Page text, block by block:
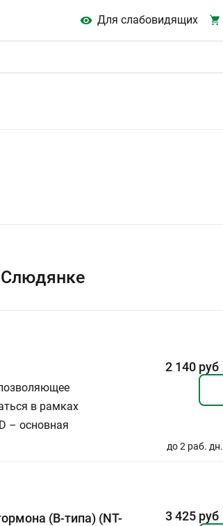
Для слабовидящих
Слюдянке
в рамках
– основная
2 140 руб
до 2 раб. дн.
(В-типа) (NT-
3 425 руб